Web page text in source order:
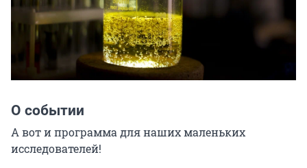
О событии
А вот и программа для наших маленьких
исследователей!